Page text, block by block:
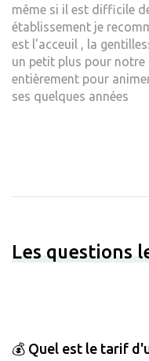
même si il est difficile
établissement je
est l'acceuil , la
un petit plus pour notre
entièrement pour
ses quelques années
Les questions
💰 Quel est le tarif